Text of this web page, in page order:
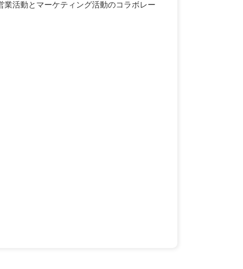
活動とマーケティング活動のコラボレー